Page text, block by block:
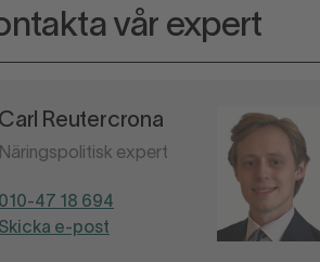
vår expert
Carl Reutercrona
Näringspolitisk expert
010-47 18 694
Skicka e-post